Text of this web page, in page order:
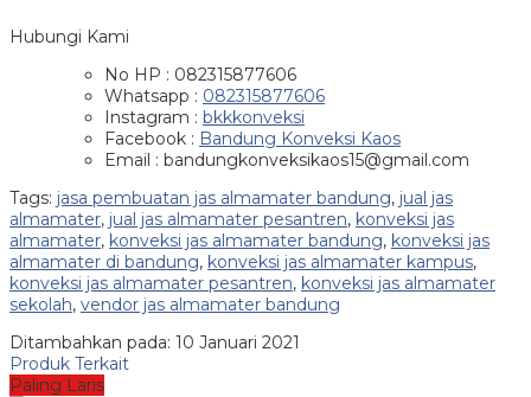
Hubungi Kami
No HP : 082315877606
Whatsapp : 082315877606
Instagram : bkkkonveksi
Facebook : Bandung Konveksi Kaos
Email : bandungkonveksikaos15@gmail.com
Tags: jasa pembuatan jas almamater bandung, jual jas
almamater, jual jas almamater pesantren, konveksi jas
almamater, konveksi jas almamater bandung, konveksi jas
almamater di bandung, konveksi jas almamater kampus,
konveksi jas almamater pesantren, konveksi jas almamater
sekolah, vendor jas almamater bandung
Ditambahkan pada: 10 Januari 2021
Produk Terkait
Paling Laris